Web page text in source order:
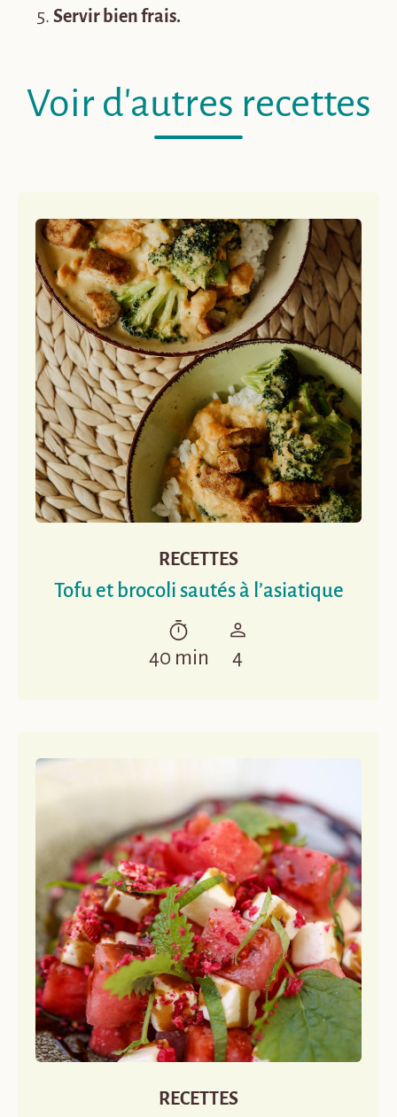
Servir bien frais.
Voir d'autres recettes
RECETTES
Tofu et brocoli sautés à l’asiatique
40 min 4
RECETTES